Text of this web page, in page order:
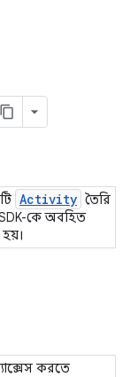
Activity তৈরি
কে অবহিত
করতে